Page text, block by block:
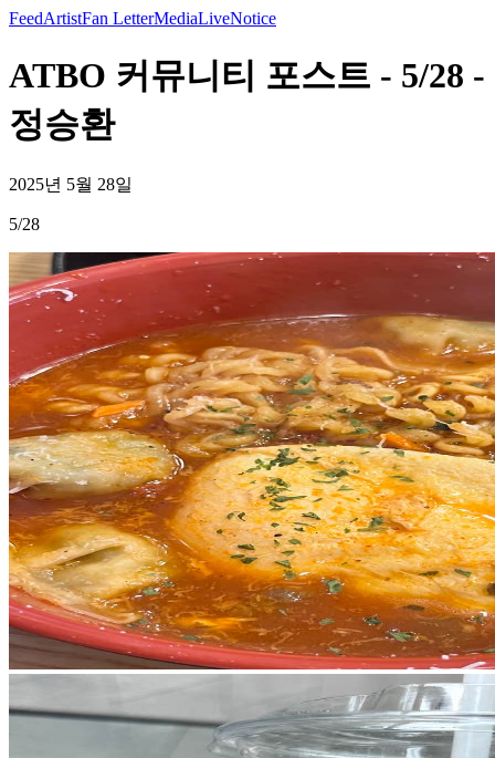
FeedArtistFan LetterMediaLiveNotice
ATBO 커뮤니티 포스트 - 5/28 -
정승환
2025년 5월 28일
5/28